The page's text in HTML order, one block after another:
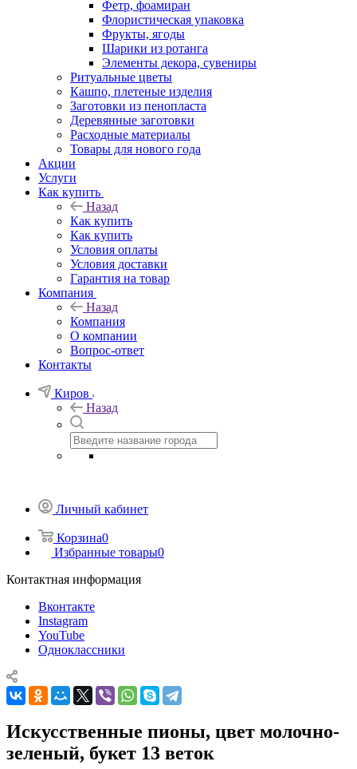
Фетр, фоамиран
Флористическая упаковка
Фрукты, ягоды
Шарики из ротанга
Элементы декора, сувениры
Ритуальные цветы
Кашпо, плетеные изделия
Заготовки из пенопласта
Деревянные заготовки
Расходные материалы
Товары для нового года
Акции
Услуги
Как купить
Назад
Как купить
Как купить
Условия оплаты
Условия доставки
Гарантия на товар
Компания
Назад
Компания
О компании
Вопрос-ответ
Контакты
Киров
Назад
Личный кабинет
Корзина0
Избранные товары0
Контактная информация
Вконтакте
Instagram
YouTube
Одноклассники
Искусственные пионы, цвет молочно-
зеленый, букет 13 веток